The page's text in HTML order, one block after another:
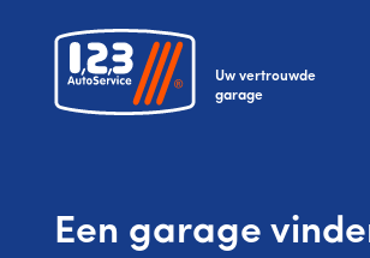
Uw vertrouwde
garage
Een garage